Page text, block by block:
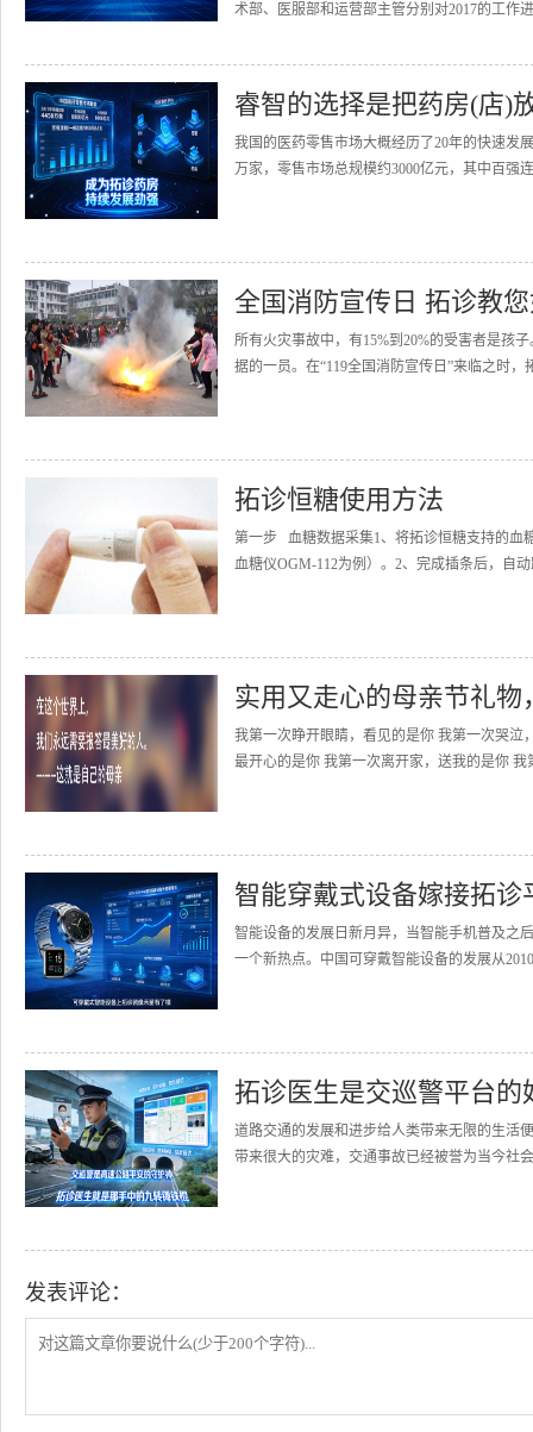
术部、医服部和运营部主管分别对2017的工作
睿智的选择是把药房(店)
我国的医药零售市场大概经历了20年的快速发
万家，零售市场总规模约3000亿元，其中百强
全国消防宣传日 拓诊教
所有火灾事故中，有15%到20%的受害者是孩
据的一员。在“119全国消防宣传日”来临之时
拓诊恒糖使用方法
第一步 血糖数据采集1、将拓诊恒糖支持的血
血糖仪OGM-112为例）。2、完成插条后，自
实用又走心的母亲节礼
我第一次睁开眼睛，看见的是你 我第一次哭泣
最开心的是你 我第一次离开家，送我的是你
智能穿戴式设备嫁接拓
智能设备的发展日新月异，当智能手机普及之
一个新热点。中国可穿戴智能设备的发展从
拓诊医生是交巡警平台的
道路交通的发展和进步给人类带来无限的生活
带来很大的灾难，交通事故已经被誉为当今社
发表评论：